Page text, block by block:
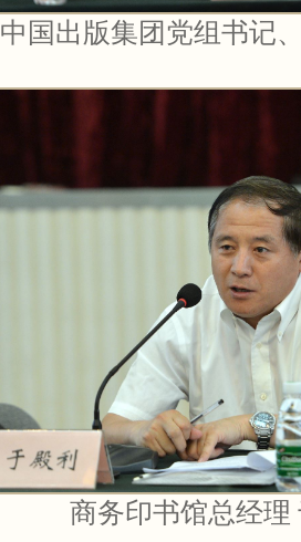
中国出版集团党组书记
商务印书馆总经理